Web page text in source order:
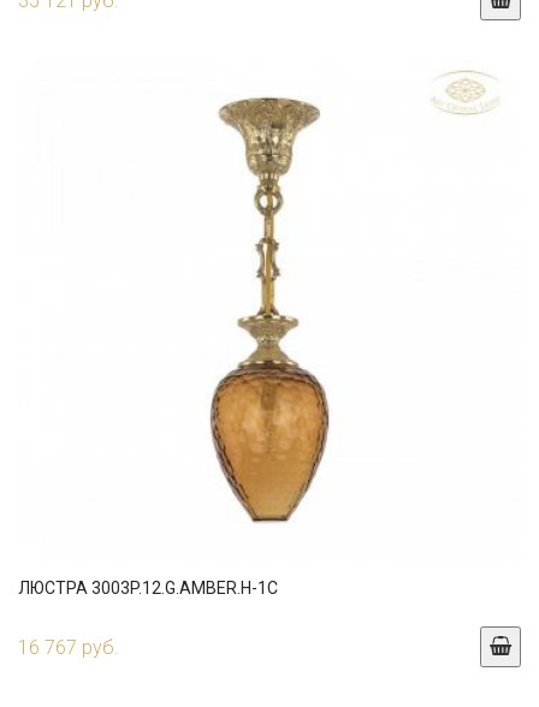
ЛЮСТРА 3003P.12.G.AMBER.H-1C
16 767 руб.